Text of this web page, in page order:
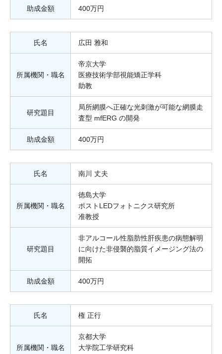
助成金額 400万円
氏名 広田 雅和
所属機関・職名
帝京大学
医療技術学部視能矯正学科
助教
研究題目
局所網膜へ正確な光刺激が可能な網膜走
査型 mfERG の開発
助成金額 400万円
氏名 南川 丈夫
所属機関・職名
徳島大学
ポストLEDフォトニクス研究所
准教授
研究題目
非アルコール性脂肪性肝疾患の病態解明
に向けた非侵襲的脂質イメージング法の
開拓
助成金額 400万円
氏名 権 正行
所属機関・職名
京都大学
大学院工学研究科